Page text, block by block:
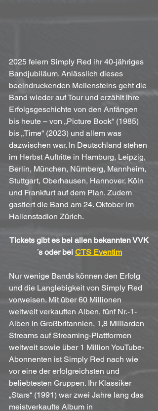
2025 feiern Simply Red ihr 40-jähriges
Bandjubiläum. Anlässlich dieses
beeindruckenden Meilensteins geht die
Band wieder auf Tour und erzählt ihre
Erfolgsgeschichte von den Anfängen
bis heute – von „Picture Book“ (1985)
bis „Time“ (2023) und allem was
dazwischen war. In Deutschland stehen
im Herbst Auftritte in Hamburg, Leipzig,
Berlin, München, Nürnberg, Mannheim,
Stuttgart, Oberhausen, Hannover, Köln
und Frankfurt auf dem Plan. Zudem
gastiert die Band am 24. Oktober im
Hallenstadion Zürich.
Tickets gibt es bei allen bekannten VVK
´s oder bei CTS Eventim
Nur wenige Bands können den Erfolg
und die Langlebigkeit von Simply Red
vorweisen. Mit über 60 Millionen
weltweit verkauften Alben, fünf Nr.-1-
Alben in Großbritannien, 1,8 Milliarden
Streams auf Streaming-Plattformen
weltweit sowie über 1 Million YouTube-
Abonnenten ist Simply Red nach wie
vor eine der erfolgreichsten und
beliebtesten Gruppen. Ihr Klassiker
„Stars“ (1991) war zwei Jahre lang das
meistverkaufte Album in